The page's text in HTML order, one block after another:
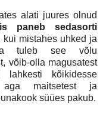
alati juures olnud
paneb sedasorti
kui mistahes uhked ja
tuleb see võlu
võib-olla magusatest
lahkesti kõikidesse
aga maitsetest ja
süües pakub.